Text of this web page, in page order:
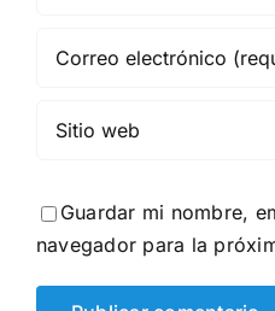
Guardar mi nombre,
navegador para la